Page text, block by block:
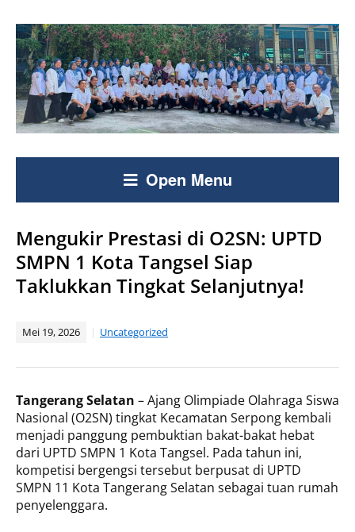
Open Menu
Mengukir Prestasi di O2SN: UPTD
SMPN 1 Kota Tangsel Siap
Taklukkan Tingkat Selanjutnya!
Mei 19, 2026 Uncategorized
Tangerang Selatan – Ajang Olimpiade Olahraga Siswa
Nasional (O2SN) tingkat Kecamatan Serpong kembali
menjadi panggung pembuktian bakat-bakat hebat
dari UPTD SMPN 1 Kota Tangsel. Pada tahun ini,
kompetisi bergengsi tersebut berpusat di UPTD
SMPN 11 Kota Tangerang Selatan sebagai tuan rumah
penyelenggara.